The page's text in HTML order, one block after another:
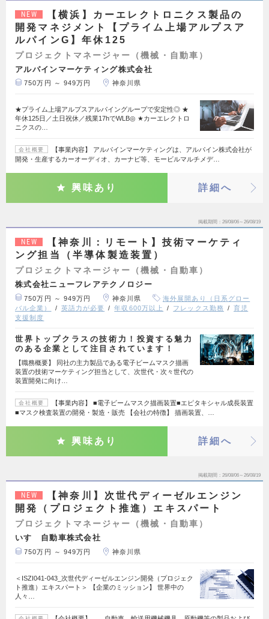
NEW
【横浜】カーエレクトロニクス製品の
開発マネジメント【プライム上場アルプスア
ルパインG】年休125
プロジェクトマネージャー（機械・自動車）
アルパインマーケティング株式会社
750万円 ～ 949万円 神奈川県
★プライム上場アルプスアルパイングループで安定性◎ ★
年休125日／土日祝休／残業17hでWLB◎ ★カーエレクトロ
ニクスの…
会社概要
【事業内容】 アルパインマーケティングは、アルパイン株式会社が
開発・生産するカーオーディオ、カーナビ等、モービルマルチメデ…
興味あり 詳細へ
掲載期間 26/08/06～26/08/19
NEW
【神奈川：リモート】技術マーケティ
ング担当（半導体製造装置）
プロジェクトマネージャー（機械・自動車）
株式会社ニューフレアテクノロジー
750万円 ～ 949万円 神奈川県
海外展開あり（日系グロー
バル企業）
英語力が必要 年収600万以上 フレックス勤務
育児
支援制度
世界トップクラスの技術力！投資する魅力
のある企業として注目されています！
【職務概要】 同社の主力製品である電子ビームマスク描画
装置の技術マーケティング担当として、次世代・次々世代の
装置開発に向け…
会社概要
【事業内容】 ■電子ビームマスク描画装置■エピタキシャル成長装置
■マスク検査装置の開発・製造・販売 【会社の特徴】 描画装置、…
興味あり 詳細へ
掲載期間 26/08/06～26/08/19
NEW
【神奈川】次世代ディーゼルエンジン
開発（プロジェクト推進）エキスパート
プロジェクトマネージャー（機械・自動車）
いすゞ自動車株式会社
750万円 ～ 949万円 神奈川県
＜ISZI041-043_次世代ディーゼルエンジン開発（プロジェク
ト推進）エキスパート＞ 【企業のミッション】 世界中の
人々…